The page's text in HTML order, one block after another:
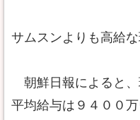
サムスンよりも高給
朝鮮日報によると
平均給与は９４００